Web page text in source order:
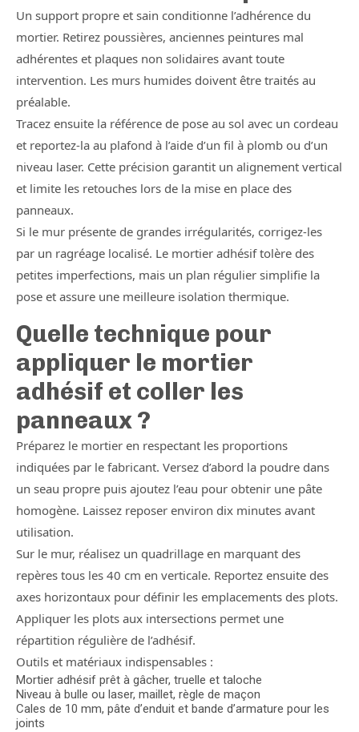
Un support propre et sain conditionne l’adhérence du
mortier. Retirez poussières, anciennes peintures mal
adhérentes et plaques non solidaires avant toute
intervention. Les murs humides doivent être traités au
préalable.
Tracez ensuite la référence de pose au sol avec un cordeau
et reportez-la au plafond à l’aide d’un fil à plomb ou d’un
niveau laser. Cette précision garantit un alignement vertical
et limite les retouches lors de la mise en place des
panneaux.
Si le mur présente de grandes irrégularités, corrigez-les
par un ragréage localisé. Le mortier adhésif tolère des
petites imperfections, mais un plan régulier simplifie la
pose et assure une meilleure isolation thermique.
Quelle technique pour
appliquer le mortier
adhésif et coller les
panneaux ?
Préparez le mortier en respectant les proportions
indiquées par le fabricant. Versez d’abord la poudre dans
un seau propre puis ajoutez l’eau pour obtenir une pâte
homogène. Laissez reposer environ dix minutes avant
utilisation.
Sur le mur, réalisez un quadrillage en marquant des
repères tous les 40 cm en verticale. Reportez ensuite des
axes horizontaux pour définir les emplacements des plots.
Appliquer les plots aux intersections permet une
répartition régulière de l’adhésif.
Outils et matériaux indispensables :
Mortier adhésif prêt à gâcher, truelle et taloche
Niveau à bulle ou laser, maillet, règle de maçon
Cales de 10 mm, pâte d’enduit et bande d’armature pour les
joints